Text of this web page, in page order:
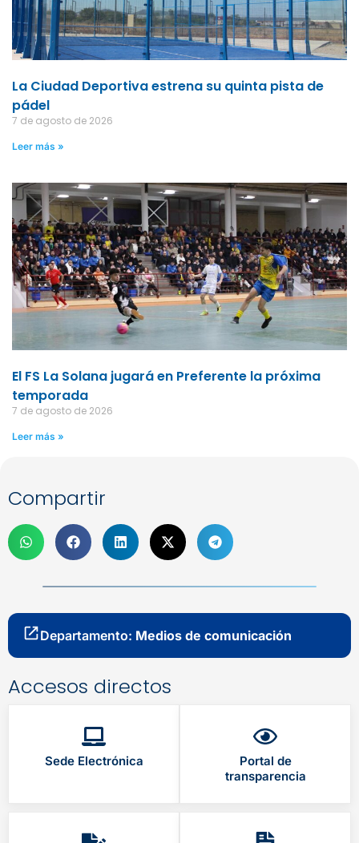
La Ciudad Deportiva estrena su quinta pista de
pádel
7 de agosto de 2026
Leer más »
El FS La Solana jugará en Preferente la próxima
temporada
7 de agosto de 2026
Leer más »
Compartir
Departamento: Medios de comunicación
Accesos directos
Sede Electrónica
Portal de
transparencia